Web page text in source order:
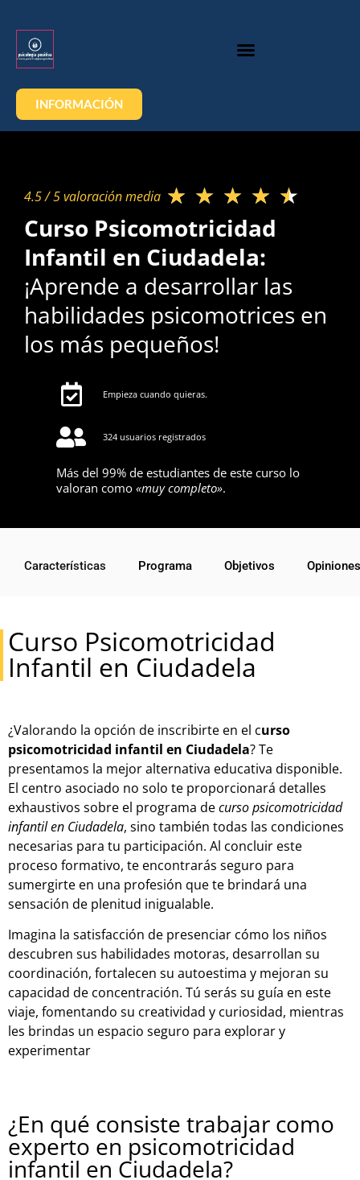
INFORMACIÓN
4.5 / 5 valoración media​ ★ ★ ★ ★ ★
Curso Psicomotricidad
Infantil en Ciudadela:
¡Aprende a desarrollar las
habilidades psicomotrices en
los más pequeños!
Empieza cuando quieras.
324 usuarios registrados
Más del 99% de estudiantes de este curso lo
valoran como «muy completo».
Características Programa Objetivos Opiniones
Curso Psicomotricidad
Infantil en Ciudadela
¿Valorando la opción de inscribirte en el curso
psicomotricidad infantil en Ciudadela? Te
presentamos la mejor alternativa educativa disponible.
El centro asociado no solo te proporcionará detalles
exhaustivos sobre el programa decurso psicomotricidad
infantil en Ciudadela, sino también todas las condiciones
necesarias para tu participación. Al concluir este
proceso formativo, te encontrarás seguro para
sumergirte en una profesión que te brindará una
sensación de plenitud inigualable.
Imagina la satisfacción de presenciar cómo los niños
descubren sus habilidades motoras, desarrollan su
coordinación, fortalecen su autoestima y mejoran su
capacidad de concentración. Tú serás su guía en este
viaje, fomentando su creatividad y curiosidad, mientras
les brindas un espacio seguro para explorar y
experimentar
¿En qué consiste trabajar como
experto en psicomotricidad
infantil en Ciudadela?